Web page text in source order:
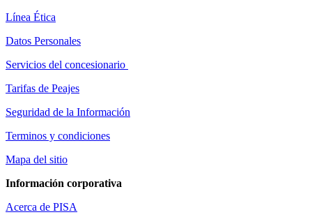
Línea Ética
Datos Personales
Servicios del concesionario
Tarifas de Peajes
Seguridad de la Información
Terminos y condiciones
Mapa del sitio
Información corporativa
Acerca de PISA